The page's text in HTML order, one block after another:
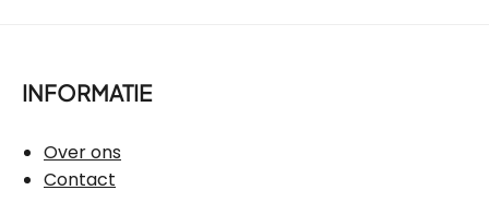
INFORMATIE
Over ons
Contact